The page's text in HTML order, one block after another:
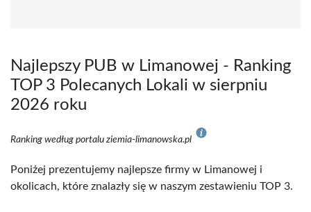
Najlepszy PUB w Limanowej - Ranking
TOP 3 Polecanych Lokali w sierpniu
2026 roku
Ranking według portalu ziemia-limanowska.pl
Poniżej prezentujemy najlepsze firmy w Limanowej i
okolicach, które znalazły się w naszym zestawieniu TOP 3.